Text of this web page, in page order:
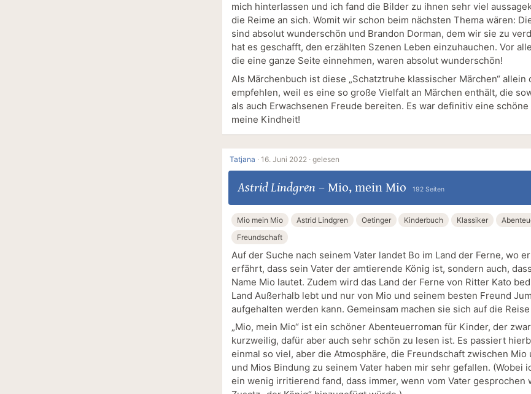
mich hinterlassen und ich fand die Bilder zu ihnen sehr viel
die Reime an sich. Womit wir schon beim nächsten Thema wären:
sind absolut wunderschön und Brandon Dorman, dem wir sie zu
hat es geschafft, den erzählten Szenen Leben einzuhauchen. Vor
die eine ganze Seite einnehmen, waren absolut wunderschön!
Als Märchenbuch ist diese „Schatztruhe klassischer Märchen“ allein
empfehlen, weil es eine so große Vielfalt an Märchen enthält, die
als auch Erwachsenen Freude bereiten. Es war definitiv eine schöne
meine Kindheit!
Tatjana · 16. Juni 2022 · gelesen
Astrid Lindgren – Mio, mein Mio 192 Seiten
Mio mein Mio Astrid Lindgren Oetinger Kinderbuch Klassiker
Freundschaft
Auf der Suche nach seinem Vater landet Bo im Land der Ferne, wo
erfährt, dass sein Vater der amtierende König ist, sondern auch,
Name Mio lautet. Zudem wird das Land der Ferne von Ritter Kato
Land Außerhalb lebt und nur von Mio und seinem besten Freund
aufgehalten werden kann. Gemeinsam machen sie sich auf die
„Mio, mein Mio“ ist ein schöner Abenteuerroman für Kinder, der
kurzweilig, dafür aber auch sehr schön zu lesen ist. Es passiert
einmal so viel, aber die Atmosphäre, die Freundschaft zwischen Mio
und Mios Bindung zu seinem Vater haben mir sehr gefallen. (Wobei
ein wenig irritierend fand, dass immer, wenn vom Vater gesprochen